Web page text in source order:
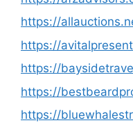
https://
https://
https://
https://
https://